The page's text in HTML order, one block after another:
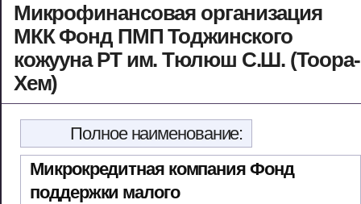
Микрофинансовая организация
МКК Фонд ПМП Тоджинского
кожууна РТ им. Тюлюш С.Ш. (Тоора-
Хем)
Полное наименование:
Микрокредитная компания Фонд
поддержки малого